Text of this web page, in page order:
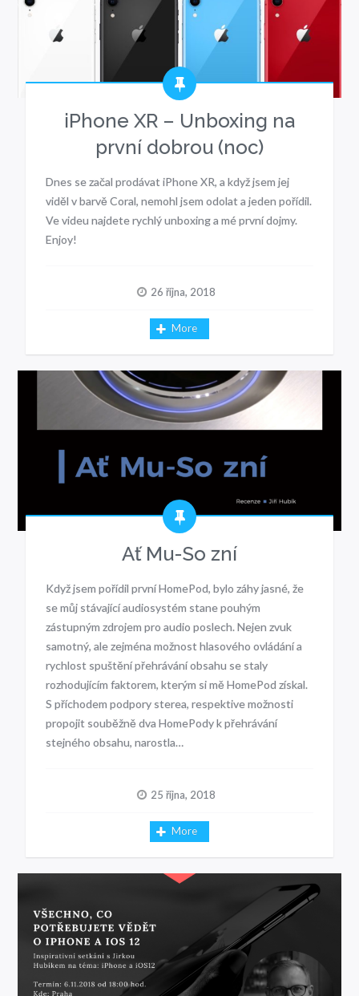
iPhone XR – Unboxing na
první dobrou (noc)
Dnes se začal prodávat iPhone XR, a když jsem jej
viděl v barvě Coral, nemohl jsem odolat a jeden pořídil.
Ve videu najdete rychlý unboxing a mé první dojmy.
Enjoy!
26 října, 2018
More
Ať Mu-So zní
Když jsem pořídil první HomePod, bylo záhy jasné, že
se můj stávající audiosystém stane pouhým
zástupným zdrojem pro audio poslech. Nejen zvuk
samotný, ale zejména možnost hlasového ovládání a
rychlost spuštění přehrávání obsahu se staly
rozhodujícím faktorem, kterým si mě HomePod získal.
S příchodem podpory sterea, respektive možnosti
propojit souběžně dva HomePody k přehrávání
stejného obsahu, narostla…
25 října, 2018
More